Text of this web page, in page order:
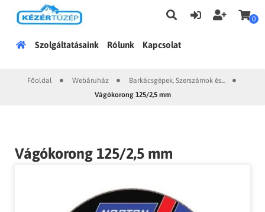
0
FőoldalSzolgáltatásaink Rólunk Kapcsolat
Főoldal Webáruház Barkácsgépek, Szerszámok és...
Vágókorong 125/2,5 mm
Vágókorong 125/2,5 mm